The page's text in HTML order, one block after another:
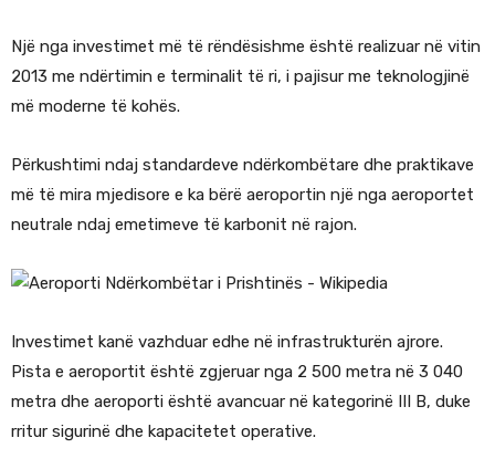
Një nga investimet më të rëndësishme është realizuar në vitin
2013 me ndërtimin e terminalit të ri, i pajisur me teknologjinë
më moderne të kohës.
Përkushtimi ndaj standardeve ndërkombëtare dhe praktikave
më të mira mjedisore e ka bërë aeroportin një nga aeroportet
neutrale ndaj emetimeve të karbonit në rajon.
Investimet kanë vazhduar edhe në infrastrukturën ajrore.
Pista e aeroportit është zgjeruar nga 2 500 metra në 3 040
metra dhe aeroporti është avancuar në kategorinë III B, duke
rritur sigurinë dhe kapacitetet operative.